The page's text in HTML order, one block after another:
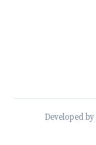
Developed by